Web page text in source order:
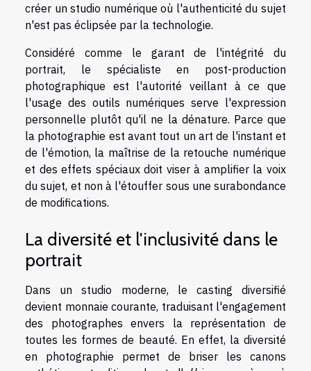
créer un studio numérique où l'authenticité du sujet
n'est pas éclipsée par la technologie.
Considéré comme le garant de l'intégrité du
portrait, le spécialiste en post-production
photographique est l'autorité veillant à ce que
l'usage des outils numériques serve l'expression
personnelle plutôt qu'il ne la dénature. Parce que
la photographie est avant tout un art de l'instant et
de l'émotion, la maîtrise de la retouche numérique
et des effets spéciaux doit viser à amplifier la voix
du sujet, et non à l'étouffer sous une surabondance
de modifications.
La diversité et l'inclusivité dans le
portrait
Dans un studio moderne, le casting diversifié
devient monnaie courante, traduisant l'engagement
des photographes envers la représentation de
toutes les formes de beauté. En effet, la diversité
en photographie permet de briser les canons